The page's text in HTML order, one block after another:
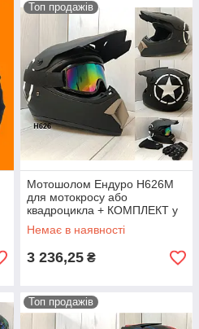
Топ продажів
Мотошолом Ендуро H626M
для мотокросу або
квадроцикла + КОМПЛЕКТ у
Подарунок (Окуляри,
Рукавички, Маска)
Немає в наявності
3 236,25 ₴
Топ продажів